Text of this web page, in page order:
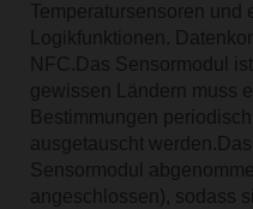
Temperatursensoren und
Logikfunktionen.
NFC.Das Sensormodul
gewissen Ländern muss
Bestimmungen
ausgetauscht
Sensormodul
angeschlossen), sodass